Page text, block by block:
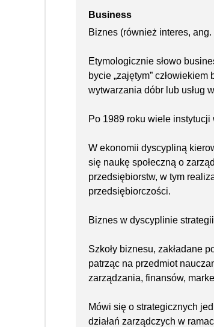
Business
Biznes (również interes,
Etymologicznie słowo
bycie „zajętym”
wytwarzania dóbr lub usług
Po 1989 roku wiele
W ekonomii dyscypliną
się naukę społeczną o
przedsiębiorstw, w tym
przedsiębiorczości.
Biznes w dyscyplinie
Szkoły biznesu, zakładane
patrząc na przedmiot
zarządzania, finansów,
Mówi się o strategicznych
działań zarządczych w